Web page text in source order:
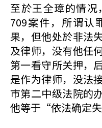
至於王全璋的情
709案件，所谓认
果，但他处於非法
及律师，没有他任
第一看守所关押，
是作为律师，没法
巿第二中级法院的
他等于“依法确定